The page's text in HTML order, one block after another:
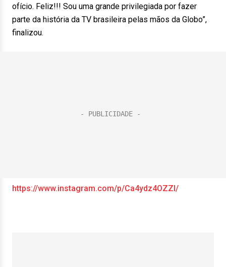
ofício. Feliz!!! Sou uma grande privilegiada por fazer
parte da história da TV brasileira pelas mãos da Globo”,
finalizou.
https://www.instagram.com/p/Ca4ydz4OZZl/